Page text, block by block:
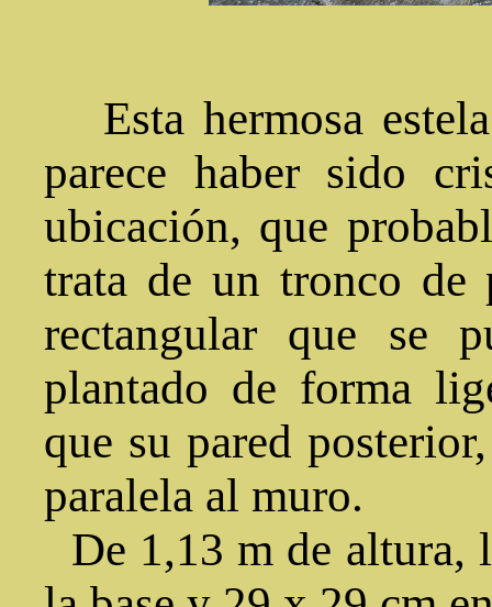
Esta hermosa
parece haber sido
ubicación, que
trata de un tronco de
rectangular que se
plantado de forma
que su pared
paralela al muro.
De 1,13 m de altura,